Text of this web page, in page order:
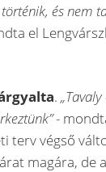
és nem
el
.
-
terv végső
magára, de